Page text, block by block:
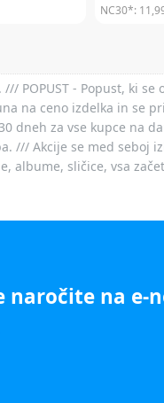
NC30*:
POPUST - Popust, ki
na ceno izdelka in se
dneh za vse kupce na
/// Akcije se med seboj
albume, sličice, vsa
naročite na e-